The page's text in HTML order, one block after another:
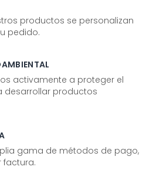
productos se personalizan
pedido.
activamente a proteger el
desarrollar productos
gama de métodos de pago,
factura.